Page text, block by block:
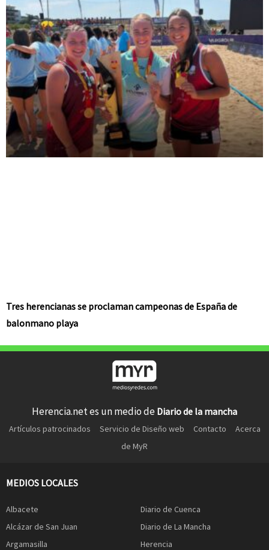
Tres herencianas se proclaman campeonas de España de
balonmano playa
Herencia.net es un medio de Diario de la mancha
Artículos patrocinados Servicio de Diseño web Contacto
Acerca
de MyR
MEDIOS LOCALES
Albacete
Alcázar de San Juan
Argamasilla
Diario de Cuenca
Diario de La Mancha
Herencia